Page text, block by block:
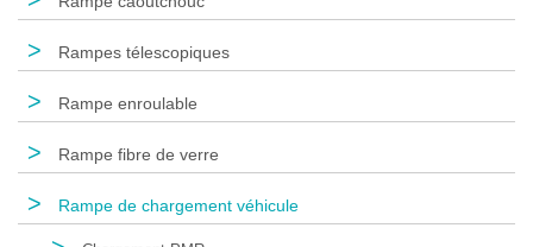
> Rampes télescopiques
> Rampe enroulable
> Rampe fibre de verre
> Rampe de chargement véhicule